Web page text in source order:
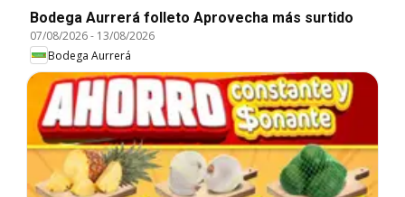
Bodega Aurrerá folleto Aprovecha más surtido
07/08/2026- 13/08/2026
Bodega Aurrerá